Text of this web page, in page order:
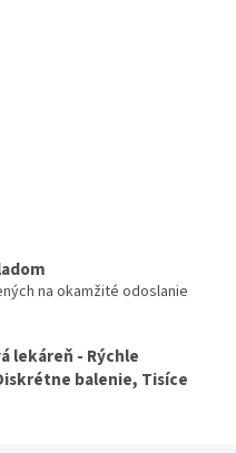
na okamžité odoslanie
lekáreň - Rýchle
balenie, Tisíce